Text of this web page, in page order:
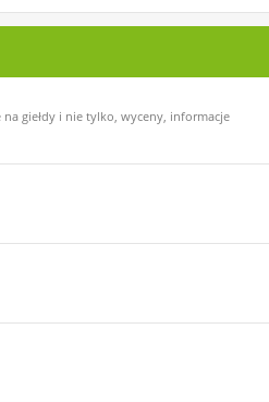
giełdy i nie tylko, wyceny, informacje